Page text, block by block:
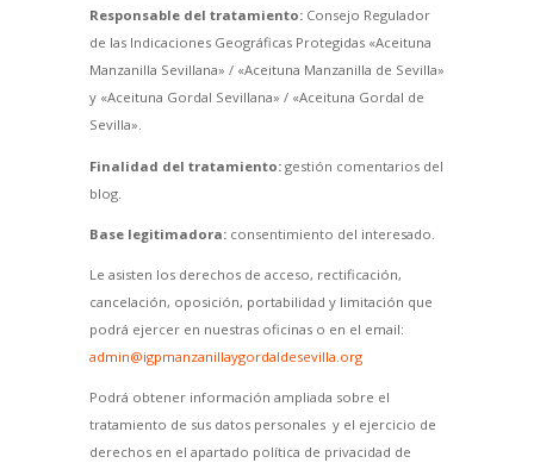
Responsable del tratamiento:Consejo Regulador
de las Indicaciones Geográficas Protegidas «Aceituna
Manzanilla Sevillana» / «Aceituna Manzanilla de Sevilla»
y «Aceituna Gordal Sevillana» / «Aceituna Gordal de
Sevilla».
Finalidad del tratamiento:gestión comentarios del
blog.
Base legitimadora:consentimiento del interesado.
Le asisten los derechos de acceso, rectificación,
cancelación, oposición, portabilidad y limitación que
podrá ejercer en nuestras oficinas o en el email:
admin@igpmanzanillaygordaldesevilla.org
Podrá obtener información ampliada sobre el
tratamiento de sus datos personales y el ejercicio de
derechos en el apartado política de privacidad de